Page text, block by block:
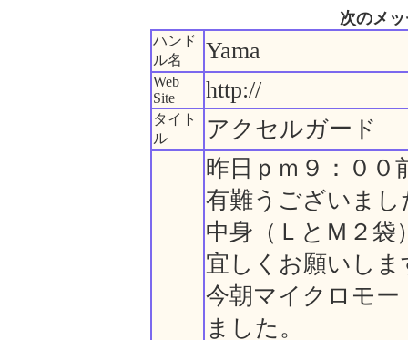
次のメ
ハンド
ル名
Yama
Web
Site
http://
タイト
ル
アクセルガード
昨日ｐｍ９：００
有難うございまし
中身（ＬとＭ２
宜しくお願いしま
今朝マイクロモ
ました。